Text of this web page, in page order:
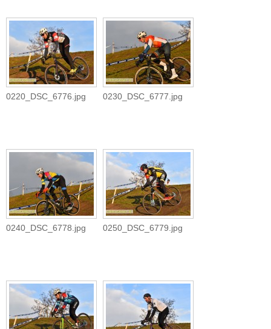
0220_DSC_6776.jpg 0230_DSC_6777.jpg
0240_DSC_6778.jpg 0250_DSC_6779.jpg